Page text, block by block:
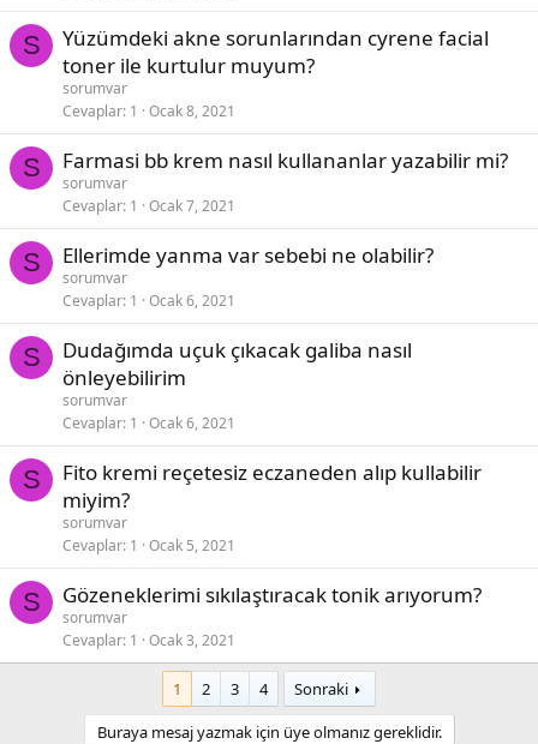
S
Yüzümdeki akne sorunlarından cyrene facial
toner ile kurtulur muyum?
sorumvar
Cevaplar 1 Ocak 8, 2021
S Farmasi bb krem nasıl kullananlar yazabilir mi?
sorumvar
Cevaplar 1 Ocak 7, 2021
S Ellerimde yanma var sebebi ne olabilir?
sorumvar
Cevaplar 1 Ocak 6, 2021
S
Dudağımda uçuk çıkacak galiba nasıl
önleyebilirim
sorumvar
Cevaplar 1 Ocak 6, 2021
S
Fito kremi reçetesiz eczaneden alıp kullabilir
miyim?
sorumvar
Cevaplar 1 Ocak 5, 2021
S Gözeneklerimi sıkılaştıracak tonik arıyorum?
sorumvar
Cevaplar 1 Ocak 3, 2021
1 2 3 4
Sonraki
Buraya mesaj yazmak için üye olmanız gereklidir.